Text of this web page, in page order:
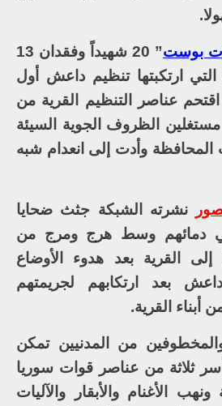
بوست
” 20 شهيداً وفقدان 13
ارتكبتها تنظيم داعش أول
عناصر التنظيم القرية من
الظروف الجوية السيئة
المحافظة وأدت إلى انعدام شبه
نشرته الشبكة جثث ضحايا
دمائهم وسط هرج ومرج من
إلى القرية بعد هدوء الأوضاع
بعد ارتكابهم لجريمتهم
أبناء القرية.
والمخطوفين من المدنيين تمكن
ثلاثة من عناصر قوات سوريا
الأغنام والأبقار والآليات